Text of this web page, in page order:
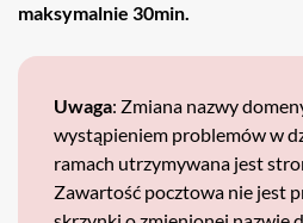
maksymalnie 30min.
Uwaga: Zmiana nazwy
wystąpieniem problemów w
ramach utrzymywana jest
Zawartość pocztowa nie jest